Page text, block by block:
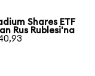
Shares ETF
Rus Rublesi'na